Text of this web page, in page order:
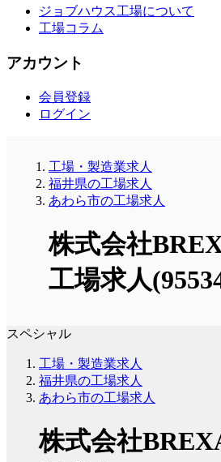
ジョブハウス工場について
工場コラム
アカウント
会員登録
ログイン
工場・製造業求人
福井県の工場求人
あわら市の工場求人
株式会社
工場求人
スペシャル
工場・製造業求人
福井県の工場求人
あわら市の工場求人
株式会社